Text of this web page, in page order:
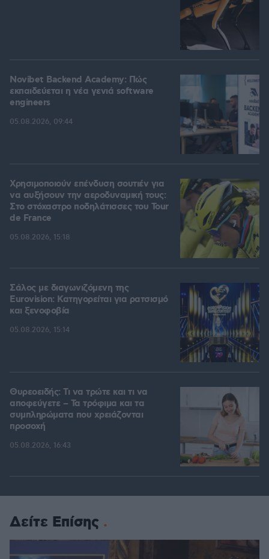
Novibet Backend Academy: Πώς
εκπαιδεύεται η νέα γενιά software
engineers
05.08.2026, 09:44
Χρησιμοποιούν επένδυση σουτιέν για
να αυξήσουν την αεροδυναμική τους:
Στο στόχαστρο ποδηλάτισσες του Tour
de France
05.08.2026, 15:18
Σάλος με διαγωνιζόμενη της
Eurovision: Κατηγορείται για ρατσισμό
και ξενοφοβία
05.08.2026, 15:14
Θυρεοειδής: Τι να τρώτε και τι να
αποφεύγετε – Τα τρόφιμα και τα
συμπληρώματα που χρειάζονται
προσοχή
05.08.2026, 16:43
Δείτε Επίσης